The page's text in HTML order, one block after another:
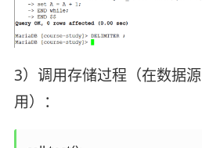
3）调用存储过程（在数据
用）：